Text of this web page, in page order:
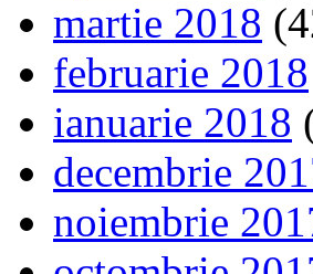
martie 2018
februarie 2018
ianuarie 2018
decembrie
noiembrie